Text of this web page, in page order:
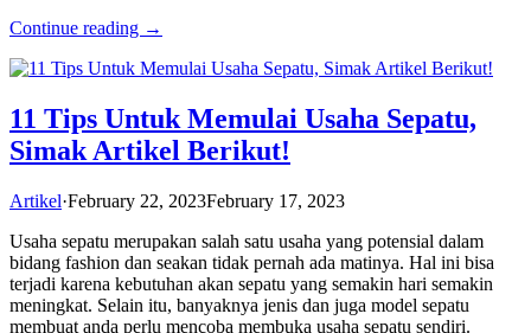
Continue reading →
11 Tips Untuk Memulai Usaha Sepatu,
Simak Artikel Berikut!
Artikel·February 22, 2023February 17, 2023
Usaha sepatu merupakan salah satu usaha yang potensial dalam
bidang fashion dan seakan tidak pernah ada matinya. Hal ini bisa
terjadi karena kebutuhan akan sepatu yang semakin hari semakin
meningkat. Selain itu, banyaknya jenis dan juga model sepatu
membuat anda perlu mencoba membuka usaha sepatu sendiri.